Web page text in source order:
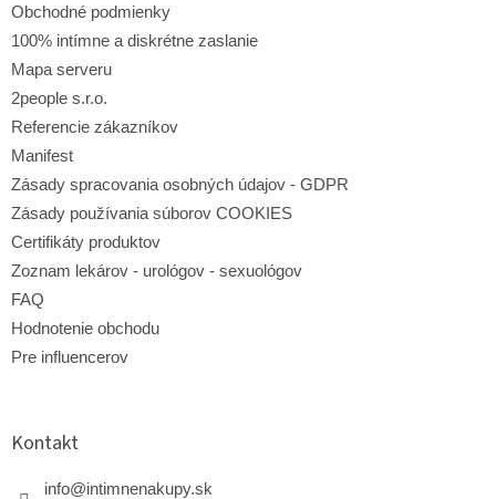
k
y
u
Obchodné podmienky
100% intímne a diskrétne zaslanie
Mapa serveru
2people s.r.o.
Referencie zákazníkov
Manifest
Zásady spracovania osobných údajov - GDPR
Zásady používania súborov COOKIES
Certifikáty produktov
Zoznam lekárov - urológov - sexuológov
FAQ
Hodnotenie obchodu
Pre influencerov
Kontakt
info@intimnenakupy.sk